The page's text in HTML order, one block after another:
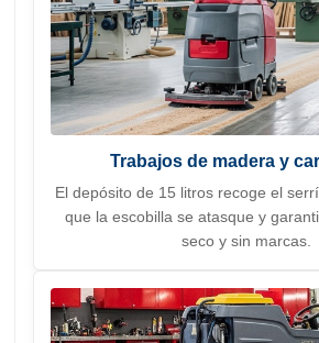
Trabajos de madera y
El depósito de 15 litros recoge el
que la escobilla se atasque y
seco y sin marcas.